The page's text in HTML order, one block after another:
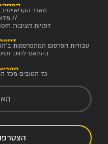
מאגר
//
לפניות הציבור:
עבודות הפרסום המתפרסמות
בהתאם לחוק זכויות
כל הטובים מכל